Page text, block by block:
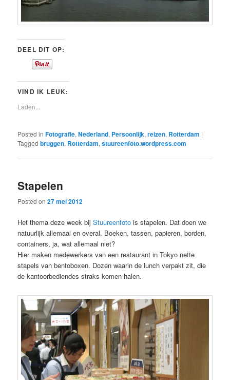
DEEL DIT OP:
VIND IK LEUK:
Laden...
Posted in Fotografie,Nederland, Persoonlijk,reizen, Rotterdam |
Tagged bruggen, Rotterdam,stuureenfoto.wordpress.com
Stapelen
Posted on27 mei 2012
Het thema deze week bijStuureenfoto is stapelen. Dat doen we
natuurlijk allemaal en overal. Boeken, tassen, papieren, borden,
containers, ja, wat allemaal niet?
Hier maken medewerkers van een restaurant in Tokyo nette
stapels van bentoboxen. Dozen waarin de lunch verpakt zit, die
de kantoorbediendes straks komen halen.